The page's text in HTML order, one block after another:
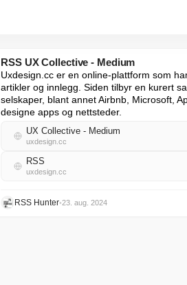
RSS UX Collective - Medium
Uxdesign.cc er en online-plattform som
artikler og innlegg. Siden tilbyr en kurert
selskaper, blant annet Airbnb, Microsoft,
designe apps og nettsteder.
UX Collective - Medium
uxdesign.cc
RSS
uxdesign.cc
RSS Hunter•23. aug. 2024